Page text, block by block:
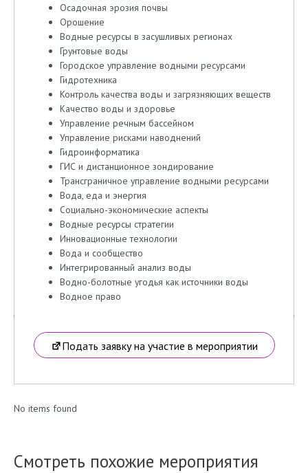
Осадочная эрозия почвы
Орошение
Водные ресурсы в засушливых регионах
Грунтовые воды
Городское управление водными ресурсами
Гидротехника
Контроль качества воды и загрязняющих веществ
Качество воды и здоровье
Управление речным бассейном
Управление рисками наводнений
Гидроинформатика
ГИС и дистанционное зондирование
Трансграничное управление водными ресурсами
Вода, еда и энергия
Социально-экономические аспекты
Водные ресурсы стратегии
Инновационные технологии
Вода и сообщество
Интегрированный анализ воды
Водно-болотные угодья как источники воды
Водное право
Подать заявку на участие в мероприятии
No items found
Смотреть похожие мероприятия